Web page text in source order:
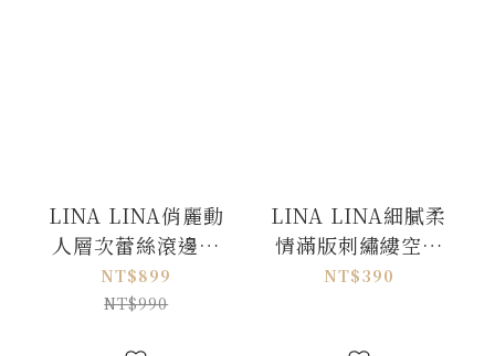
LINA LINA俏麗動
人層次蕾絲滾邊綁
結褲裙-雲朵白
NT$899
NT$990
LINA LINA細膩柔
情滿版刺繡縷空織
紋透肌上衣-珍珠白
NT$390